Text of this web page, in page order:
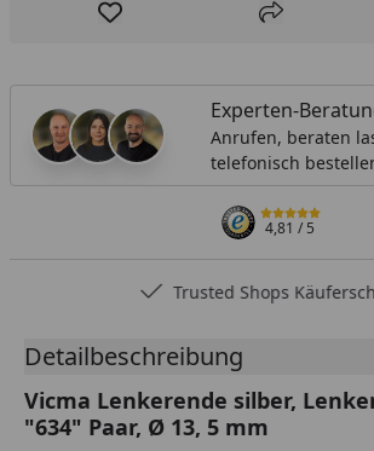
Produkt zur Wunschliste
Teilen
Experten-
Anrufen, beraten
telefonisch
4,81/ 5
Trusted Shops
Detailbeschreibung
Vicma Lenkerende silber,
"634" Paar, Ø 13, 5 mm